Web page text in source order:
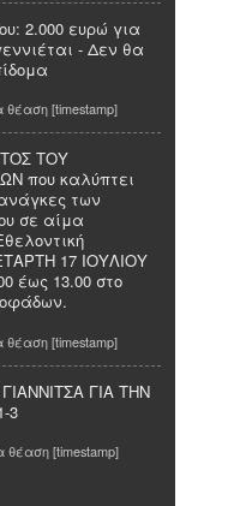
2.000 ευρώ για
- Δεν θα
θέαση [timestamp]
ΤΟΥ
που καλύπτει
των
σε αίμα
17 ΙΟΥΛΙΟΥ
έως 13.00 στο
θέαση [timestamp]
ΓΙΑ ΤΗΝ
3
θέαση [timestamp]